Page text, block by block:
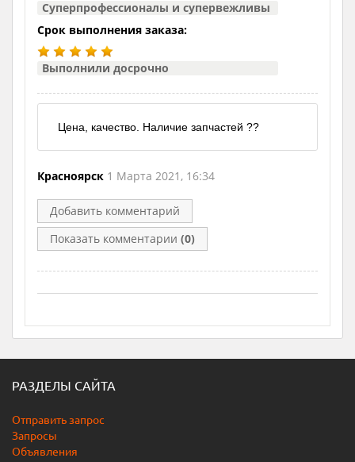
Суперпрофессионалы и супервежливы
Срок выполнения заказа:
Выполнили досрочно
Цена, качество. Наличие запчастей ??
Красноярск 1 Марта 2021, 16:34
Добавить комментарий
Показать комментарии (0)
РАЗДЕЛЫ САЙТА
Отправить запрос
Запросы
Объявления